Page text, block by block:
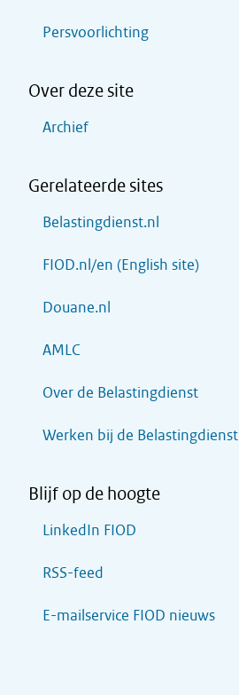
Persvoorlichting
Over deze site
Archief
Gerelateerde sites
Belastingdienst.nl
FIOD.nl/en (English site)
Douane.nl
AMLC
Over de Belastingdienst
Werken bij de Belastingdienst
Blijf op de hoogte
LinkedIn FIOD
RSS-feed
E-mailservice FIOD nieuws